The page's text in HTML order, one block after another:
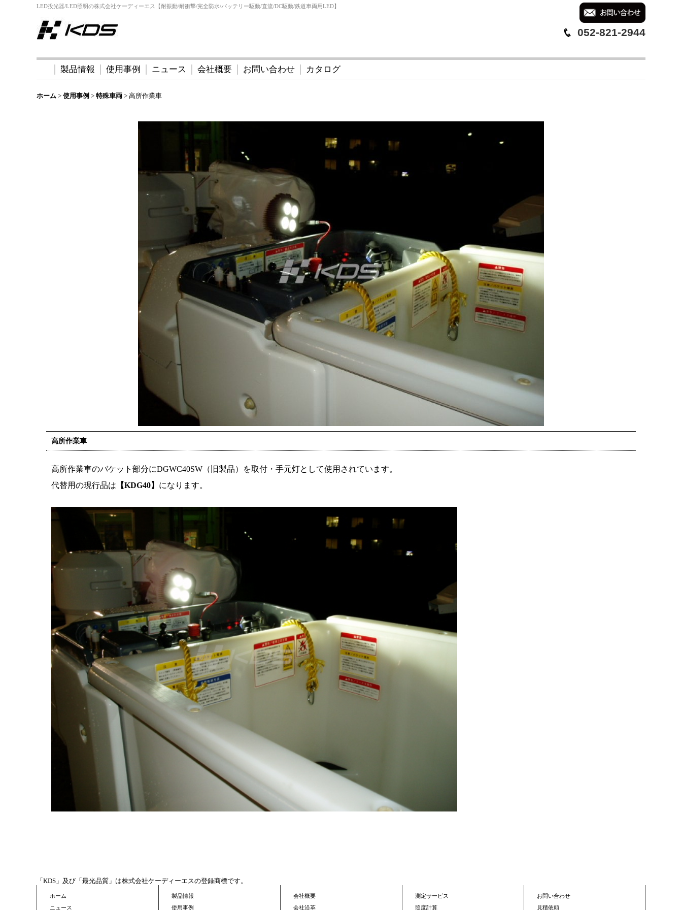
LED投光器/LED照明の株式会社ケーディーエス【耐振動/耐衝撃/完全防水/バッテリー駆動/直流/DC駆動/鉄道車両用LED】
052-821-2944
製品情報 使用事例 ニュース 会社概要 お問い合わせ カタログ
ホーム > 使用事例 > 特殊車両 > 高所作業車
高所作業車
高所作業車のバケット部分にDGWC40SW（旧製品）を取付・手元灯として使用されています。
代替用の現行品は 【KDG40】 になります。
「KDS」及び「最光品質」は株式会社ケーディーエスの登録商標です。
ホーム
ニュース
製品情報
使用事例
会社概要
会社沿革
測定サービス
照度計算
お問い合わせ
見積依頼